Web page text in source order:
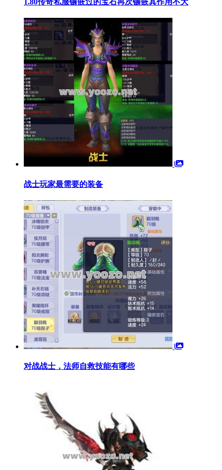
1.80传奇私服镶嵌过的宝石再次镶嵌其作用不大
战士玩家最需要的装备
对战战士，法师自救技能有哪些